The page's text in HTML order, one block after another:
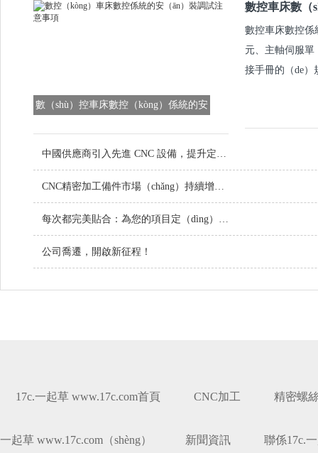
數（shù）控車床數控（kòng）係統的安
數控車床數（
數控車床數控係
元、主軸伺服單
接手冊的（de）
中國供應商引入先進 CNC 設備，提升定製金屬（shǔ）零件品質
CNC精密加工備件市場（chǎng）持續增長，技術創新引領行業未來
每次都完美貼合：為您的項目定（dìng）製螺絲
公司喬遷，開啟新征程！
17c.一起草 www.17c.com首頁 CNC加工 精密螺
一起草 www.17c.com（shèng） 新聞資訊 聯係17c.